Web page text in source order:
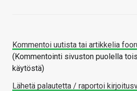
Kommentoi uutista tai artikkelia
(Kommentointi sivuston puolella
käytöstä)
Lähetä palautetta / raportoi